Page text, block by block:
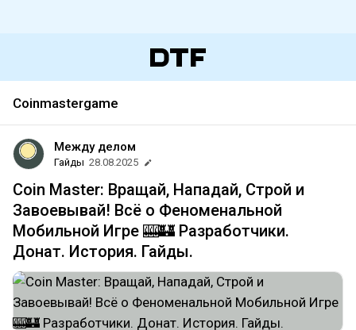
Coinmastergame
Между делом
Гайды 28.08.2025
Coin Master: Вращай, Нападай, Строй и
Завоевывай! Всё о Феноменальной
Мобильной Игре 🎰🏰 Разработчики.
Донат. История. Гайды.